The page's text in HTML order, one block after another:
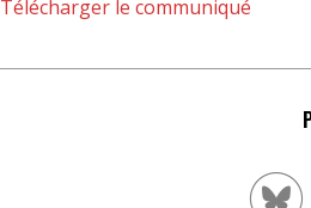
Télécharger le communiqué